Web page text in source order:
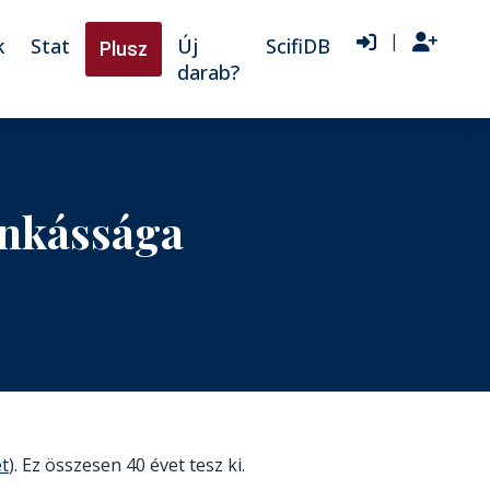
Stat Plusz
Új
darab?
ScifiDB |
). Ez összesen 40 évet tesz ki.